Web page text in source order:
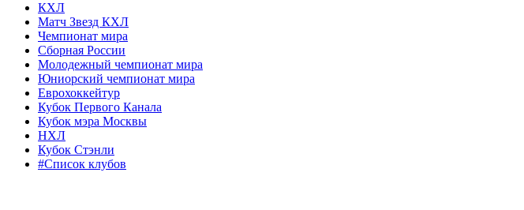
КХЛ
Матч Звезд КХЛ
Чемпионат мира
Сборная России
Молодежный чемпионат мира
Юниорский чемпионат мира
Еврохоккейтур
Кубок Первого Канала
Кубок мэра Москвы
НХЛ
Кубок Стэнли
#Список клубов